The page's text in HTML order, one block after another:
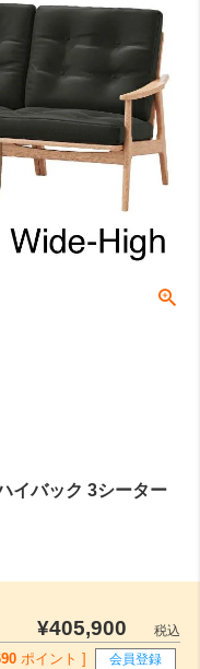
イバック 3シーター
¥405,900
税込
ポイント ] 会員登録